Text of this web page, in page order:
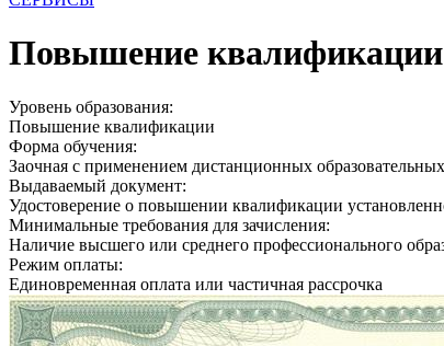
Повышение квалификации
Уровень образования:
Повышение квалификации
Форма обучения:
Заочная с применением дистанционных
Выдаваемый документ:
Удостоверение о повышении квалификации
Минимальные требования для зачисления:
Наличие высшего или среднего профессионального
Режим оплаты:
Единовременная оплата или частичная рассрочка